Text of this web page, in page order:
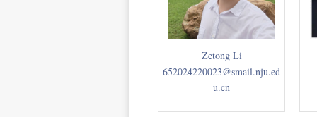
Zetong Li
652024220023@smail.nju.ed
u.cn